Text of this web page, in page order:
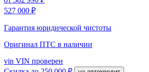
527 000 ₽
Гарантия юридической чистоты
Оригинал ПТС в наличии
vin VIN проверен